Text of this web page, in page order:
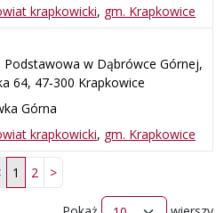
krapkowicki, gm. Krapkowice
Podstawowa w Dąbrówce Górnej,
64, 47‑300 Krapkowice
Górna
krapkowicki, gm. Krapkowice
1 2 >